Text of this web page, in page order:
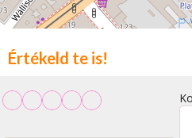
Értékeld te is!